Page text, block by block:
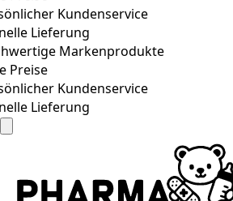
Kundenservice
Lieferung
Markenprodukte
Preise
Kundenservice
Lieferung